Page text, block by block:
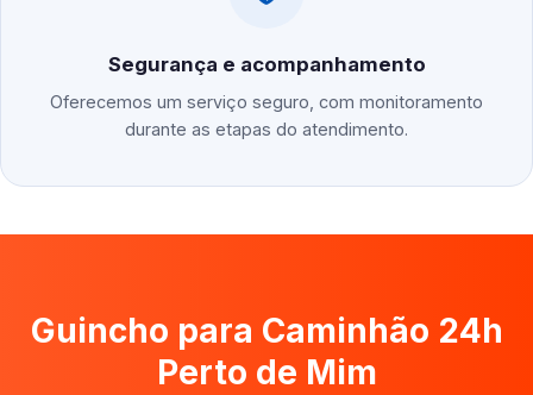
Segurança e acompanhamento
Oferecemos um serviço seguro, com monitoramento
durante as etapas do atendimento.
Guincho para Caminhão 24h
Perto de Mim